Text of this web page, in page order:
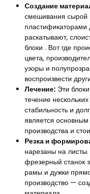
Создание
смешивания сырой
пластификаторами
раскатывают,
блоки . Вот где
цвета,
узоры и
воспроизвести
Лечение: Эти
течение
стабильность и
является
производства и
Резка и
нарезаны на
фрезерный станок
рамы и дужки прямо
производство —